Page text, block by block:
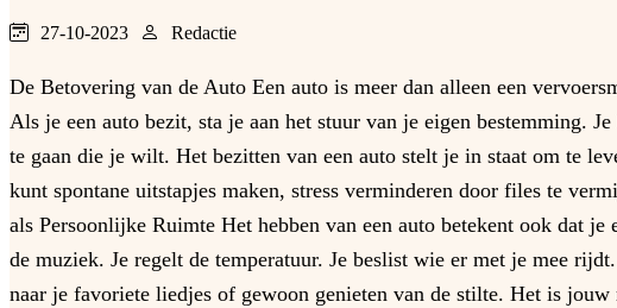
27-10-2023 Redactie
De Betovering van de Auto Een auto is meer dan alleen een
Als je een auto bezit, sta je aan het stuur van je eigen bestemming.
te gaan die je wilt. Het bezitten van een auto stelt je in staat om te
kunt spontane uitstapjes maken, stress verminderen door files te
als Persoonlijke Ruimte Het hebben van een auto betekent ook dat
de muziek. Je regelt de temperatuur. Je beslist wie er met je mee
naar je favoriete liedjes of gewoon genieten van de stilte. Het is